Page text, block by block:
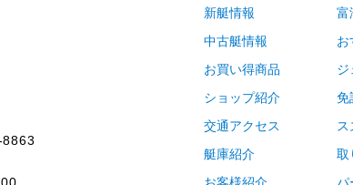
新艇情報
中古艇情報
お買い得商品
ショップ紹介
交通アクセス
艇庫紹介
富
お
ジ
免
取